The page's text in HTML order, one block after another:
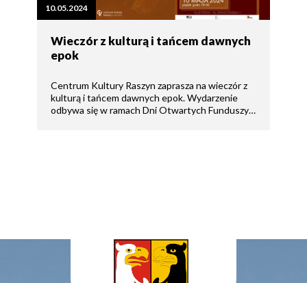
10.05.2024
Wieczór z kulturą i tańcem dawnych
epok
Centrum Kultury Raszyn zaprasza na wieczór z
kulturą i tańcem dawnych epok. Wydarzenie
odbywa się w ramach Dni Otwartych Funduszy…